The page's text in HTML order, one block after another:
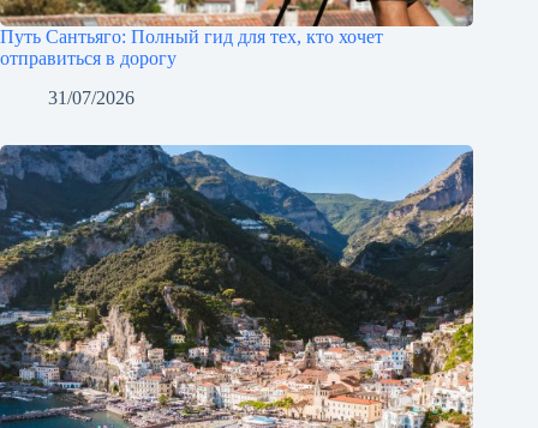
Путь Сантьяго: Полный гид для тех, кто хочет
отправиться в дорогу
31/07/2026